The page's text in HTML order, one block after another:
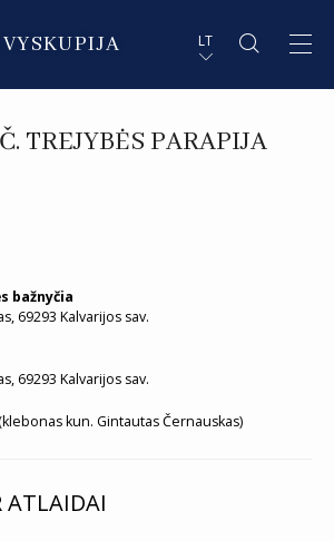
LT
TREJYBĖS PARAPIJA
bažnyčia
69293 Kalvarijos sav.
69293 Kalvarijos sav.
kun. Gintautas Černauskas)
ATLAIDAI